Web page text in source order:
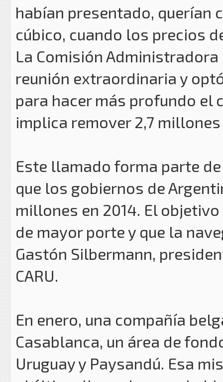
habían presentado, querían
cúbico, cuando los precios
La Comisión Administradora
reunión extraordinaria y
para hacer más profundo el
implica remover 2,7
Este llamado forma parte
que los gobiernos de
millones en 2014. El
de mayor porte y que la
Gastón Silbermann,
CARU.
En enero, una compañía
Casablanca, un área de
Uruguay y Paysandú. Esa